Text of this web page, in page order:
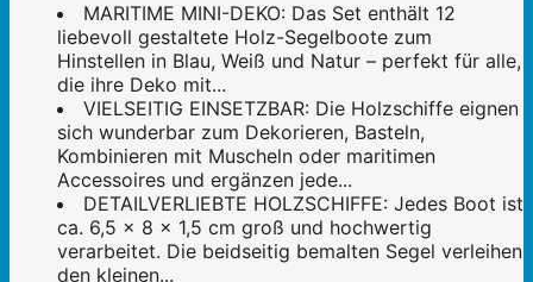
MARITIME MINI-DEKO: Das Set enthält 12
liebevoll gestaltete Holz-Segelboote zum
Hinstellen in Blau, Weiß und Natur – perfekt für alle,
die ihre Deko mit...
VIELSEITIG EINSETZBAR: Die Holzschiffe eignen
sich wunderbar zum Dekorieren, Basteln,
Kombinieren mit Muscheln oder maritimen
Accessoires und ergänzen jede...
DETAILVERLIEBTE HOLZSCHIFFE: Jedes Boot ist
ca. 6,5 x 8 x 1,5 cm groß und hochwertig
verarbeitet. Die beidseitig bemalten Segel verleihen
den kleinen...